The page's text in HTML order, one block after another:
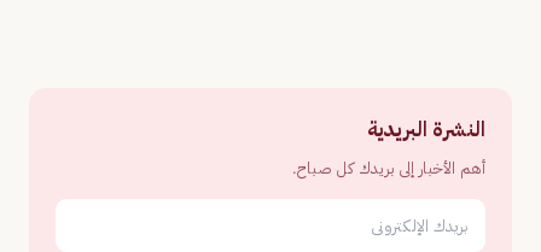
النشرة البريدية
أهم الأخبار إلى بريدك كل صباح.